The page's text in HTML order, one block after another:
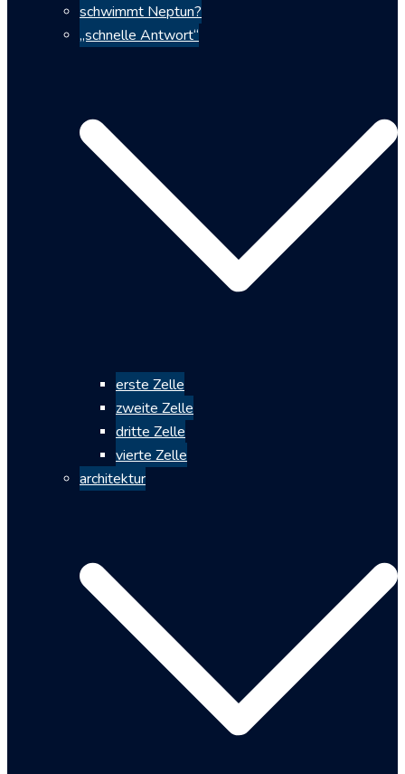
schwimmt Neptun?
„schnelle Antwort“
erste Zelle
zweite Zelle
dritte Zelle
vierte Zelle
architektur